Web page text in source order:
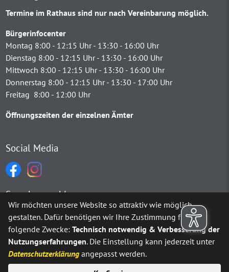
Termine im Rathaus sind nur nach Vereinbarung möglich.
Bürgerinfocenter
Montag 8:00 - 12:15 Uhr - 13:30 - 16:00 Uhr
Dienstag 8:00 - 12:15 Uhr - 13:30 - 16:00 Uhr
Mittwoch 8:00 - 12:15 Uhr - 13:30 - 16:00 Uhr
Donnerstag 8:00 - 12:15 Uhr - 13:30 - 17:00 Uhr
Freitag 8:00 - 12:00 Uhr
Öffnungszeiten der einzelnen Ämter
Social Media
Sprachauswahl
Möchten Sie vonGoogle Translate bereitgestellte externe
Ja Immer
Wir möchten unsere Website so attraktiv wie möglich
gestalten. Dafür benötigen wir Ihre Zustimmung für
folgende Zwecke:Technisch notwendig & Verbesserung der
Nutzungserfahrungen. Die Einstellung kann jederzeit unter
Datenschutzerklärung angepasst werden.